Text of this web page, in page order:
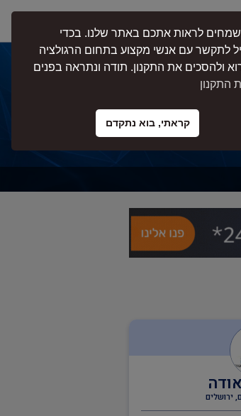
בעמוד זה תוכלו
ירושלים
שמחים לראות אתכם באתר שלנו. בכדי
לתקשר עם אנשי מקצוע בתחום הרגולציה
ולהסכים את התקנון. תודה ונתראה בפנים
התקנון
קראתי, בוא נתקדם